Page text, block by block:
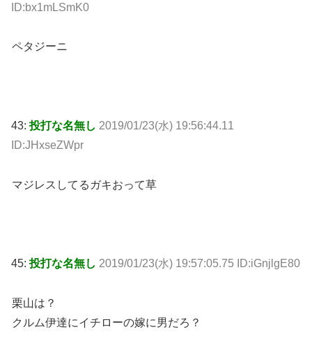
ID:bx1mLSmK0
ペタジーニ
43:投打な名無し 2019/01/23(水) 19:56:44.11
ID:JHxseZWpr
マジレスしてるガキおって草
45:投打な名無し 2019/01/23(水) 19:57:05.75 ID:iGnjlgE80
栗山は？
クルム伊達にイチローの嫁に男だろ？